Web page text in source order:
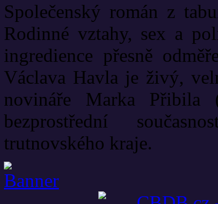
Společenský román z
Rodinné vztahy, sex a
ingredience přesně
Václava Havla je živý,
novináře Marka Přibila
bezprostřední
trutnovského kraje.